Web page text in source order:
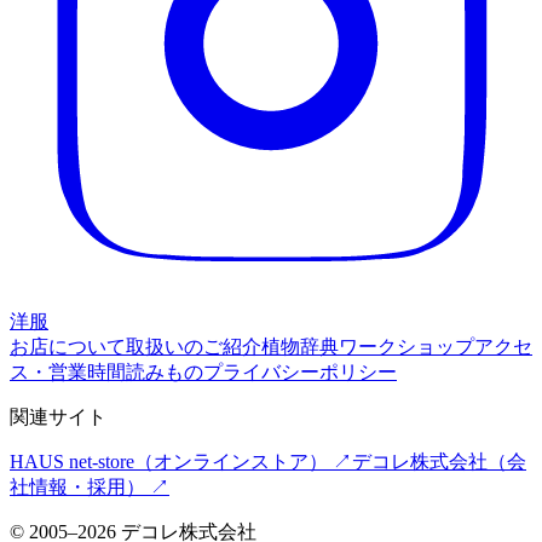
洋服
お店について取扱いのご紹介植物辞典ワークショップアクセ
ス・営業時間読みものプライバシーポリシー
関連サイト
HAUS net-store （オンラインストア） ↗ デコレ株式会社 （会
社情報・採用） ↗
© 2005–2026 デコレ株式会社